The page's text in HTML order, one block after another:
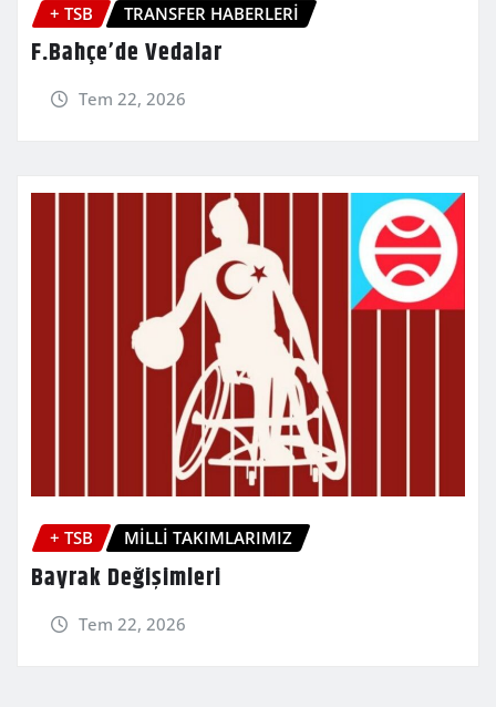
+ TSB TRANSFER HABERLERİ
F.Bahçe’de Vedalar
Tem 22, 2026
+ TSB MİLLİ TAKIMLARIMIZ
Bayrak Değişimleri
Tem 22, 2026